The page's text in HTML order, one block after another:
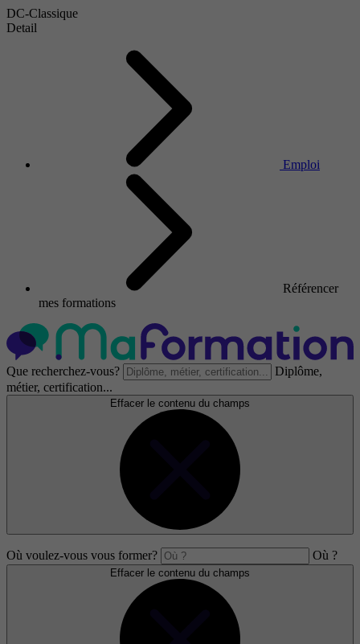
DC-Classique
Detail
Emploi
Référencer
mes formations
Que recherchez-vous?
Diplôme,
métier, certification...
Effacer le contenu du champs
Où voulez-vous vous former? Où ?
Effacer le contenu du champs